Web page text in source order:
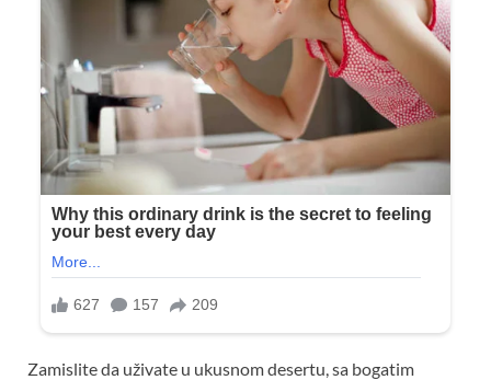
Zamislite da uživate u ukusnom desertu, sa bogatim